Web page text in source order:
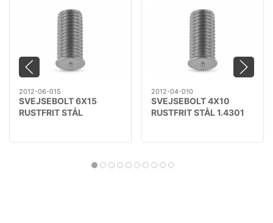
2012-06-015
SVEJSEBOLT 6X15
RUSTFRIT STÅL
2012-04-010
SVEJSEBOLT 4X10
RUSTFRIT STÅL 1.4301